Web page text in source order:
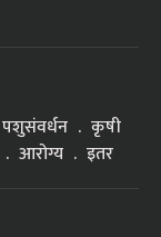
पशुसंवर्धन
कृषी
आरोग्य इतर